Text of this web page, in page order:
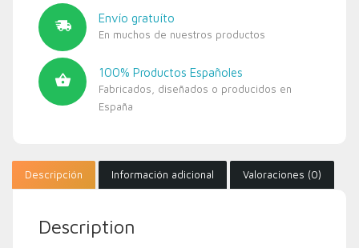
Envío gratuíto
En muchos de nuestros productos
100% Productos Españoles
Fabricados, diseñados o producidos en
España
Descripción Información adicional Valoraciones (0)
Description